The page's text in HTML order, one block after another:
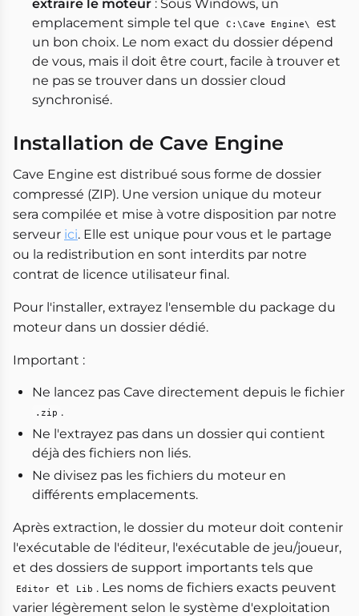
extraire le moteur : Sous Windows, un
emplacement simple tel que
C:\Cave Engine\
est
un bon choix. Le nom exact du dossier dépend
de vous, mais il doit être court, facile à trouver et
ne pas se trouver dans un dossier cloud
synchronisé.
Installation de Cave Engine
Cave Engine est distribué sous forme de dossier
compressé (ZIP). Une version unique du moteur
sera compilée et mise à votre disposition par notre
serveur ici. Elle est unique pour vous et le partage
ou la redistribution en sont interdits par notre
contrat de licence utilisateur final.
Pour l'installer, extrayez l'ensemble du package du
moteur dans un dossier dédié.
Important :
Ne lancez pas Cave directement depuis le fichier
.zip .
Ne l'extrayez pas dans un dossier qui contient
déjà des fichiers non liés.
Ne divisez pas les fichiers du moteur en
différents emplacements.
Après extraction, le dossier du moteur doit contenir
l'exécutable de l'éditeur, l'exécutable de jeu/joueur,
et des dossiers de support importants tels que
Editor et Lib . Les noms de fichiers exacts peuvent
varier légèrement selon le système d'exploitation